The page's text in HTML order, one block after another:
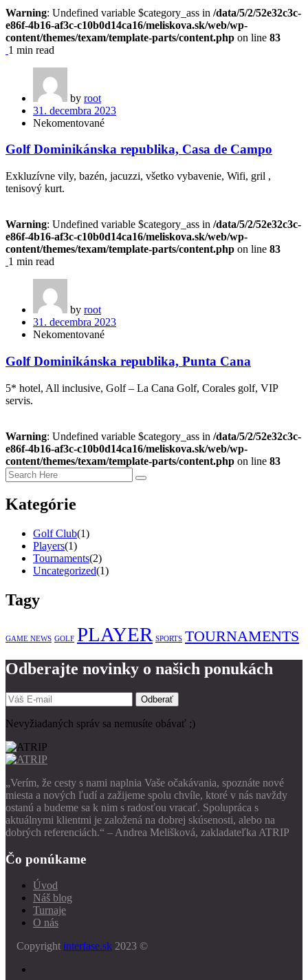
Warning: Undefined variable $category_ass in /data/5/2/52e32c3c-
e86f-4b16-af3c-c10b0d14ca16/meliskova.sk/web/wp-
content/themes/texam/template-parts/content.php on line 83
1 min read
by root
31. decembra 2023
Nekomentované
Golf Dominikánska republika, Casa de Campo
Exkluzívne vily, bazén, jacuzzi, všetko vybavenie, Wifi, gril ,
tenisový kurt.
Warning: Undefined variable $category_ass in /data/5/2/52e32c3c-
e86f-4b16-af3c-c10b0d14ca16/meliskova.sk/web/wp-
content/themes/texam/template-parts/content.php on line 83
1 min read
by root
31. decembra 2023
Nekomentované
Golf Dominikánska republika, Punta Cana
5* hotel, All inclusive, Golf – La Cana Golf, Corales golf, VIP
servis.
Warning: Undefined variable $category_ass in /data/5/2/52e32c3c-
e86f-4b16-af3c-c10b0d14ca16/meliskova.sk/web/wp-
content/themes/texam/template-parts/content.php on line 83
Kategórie
Golf Club(1)
Players(1)
Tournaments(2)
Uncategorized(1)
Tagy
GAME NEWS GOLF PLAYER SPORTS TOURNAMENTS
Odberajte novinky o našich ponukách
Odberať
Nevyžiadaných správ sa nemusíte obávať ;)
„Verím, že cesty s nami naplnia Vaše očakávania, spoznáte nové
miesta a nových ľudí a zažijeme spolu chvíle, ktoré v nás navždy
ostanú a budeme sa k nim s radosťou vracať. Spolupráca s
aktuálnymi klientmi je založená na dobrej skúsenosti, alebo na
dobrých referenciách.“ – Andrea Melišková, zakladateľka ATRIP
Čo ponúkame
Úvod
Náš blog
Turnaje
O nás
Copyright interfase.sk 2023 ©